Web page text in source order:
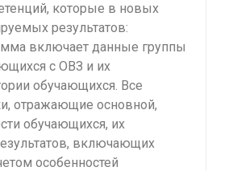
которые в новых
результатов:
включает данные группы
с ОВЗ и их
обучающихся. Все
отражающие основной,
обучающихся, их
включающих
особенностей